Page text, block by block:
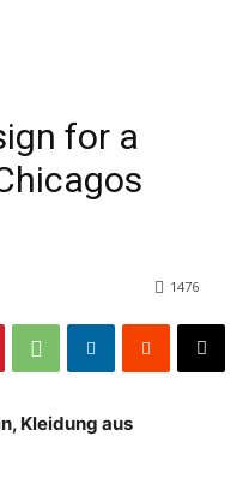
for a
1476
Kleidung aus